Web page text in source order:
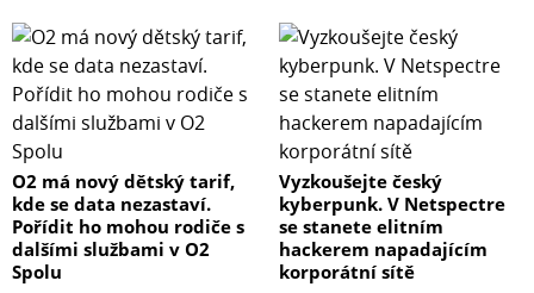
O2 má nový dětský tarif,
kde se data nezastaví.
Pořídit ho mohou rodiče s
dalšími službami v O2
Spolu
Vyzkoušejte český
kyberpunk. V Netspectre
se stanete elitním
hackerem napadajícím
korporátní sítě